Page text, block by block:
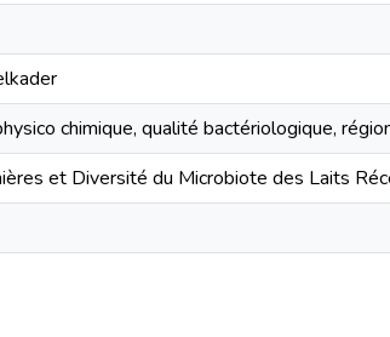
chimique, qualité bactériologique,
et Diversité du Microbiote des Laits